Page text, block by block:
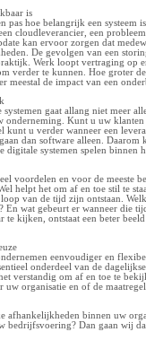
is
pas hoe belangrijk een systeem
cloudleverancier, een
kan ervoor zorgen dat
De gevolgen van een
Werk loopt vertraging op
verder te kunnen. Hoe groter
meestal de impact van een
gaat allang niet meer
onderneming. Kunt u uw klanten
kunt u verder wanneer een
dan software alleen. Daarom
digitale systemen spelen binnen
voordelen en voor de meeste
helpt het om af en toe stil te
van de tijd zijn ontstaan.
En wat gebeurt er wanneer die
te kijken, ontstaat een beter
eenvoudiger en
onderdeel van de
verstandig om af en toe te
uw organisatie en of de
afhankelijkheden binnen uw
bedrijfsvoering? Dan gaan wij